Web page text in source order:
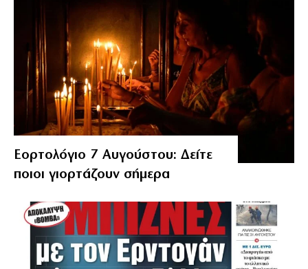
Εορτολόγιο 7 Αυγούστου: Δείτε
ποιοι γιορτάζουν σήμερα